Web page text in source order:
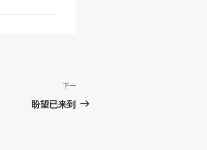
下
一
下一
盼望已来到